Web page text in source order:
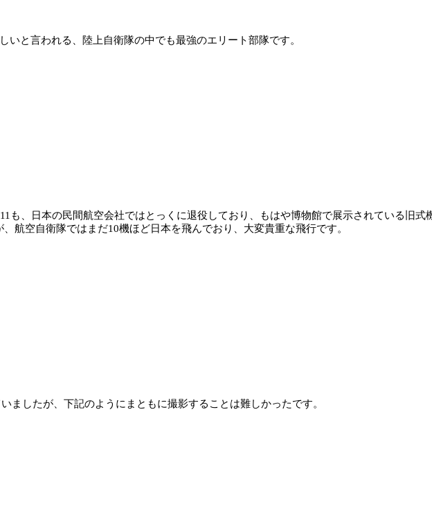
いと言われる、陸上自衛隊の中でも最強のエリート部隊です。
も、日本の民間航空会社ではとっくに退役しており、もはや博物館で展示されている旧式
航空自衛隊ではまだ10機ほど日本を飛んでおり、大変貴重な飛行です。
ましたが、下記のようにまともに撮影することは難しかったです。